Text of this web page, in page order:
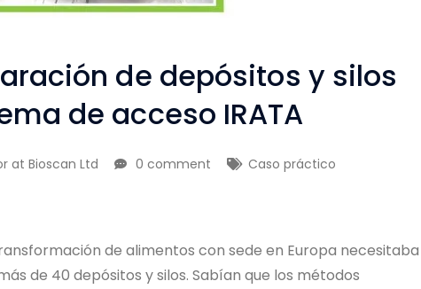
de depósitos y silos
de acceso IRATA
at Bioscan Ltd 0 comment Caso práctico
de alimentos con sede en Europa necesitaba
de 40 depósitos y silos. Sabían que los métodos